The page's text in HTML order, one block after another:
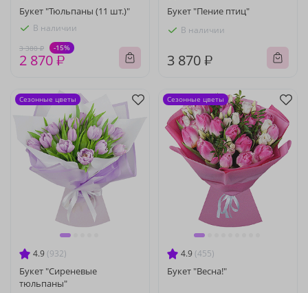
Букет "Тюльпаны (11 шт.)"
В наличии
3 380 ₽ -15%
2 870 ₽
Букет "Пение птиц"
В наличии
3 870 ₽
4.9 (932)
Букет "Сиреневые
тюльпаны"
Сезонные цветы
4.9 (455)
Букет "Весна!"
Сезонные цветы